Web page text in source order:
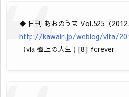
◆ 日刊 あおのうま Vol.525（
http://kawairi.jp/weblog/vita/
（via 極上の人生 ) [8] forever